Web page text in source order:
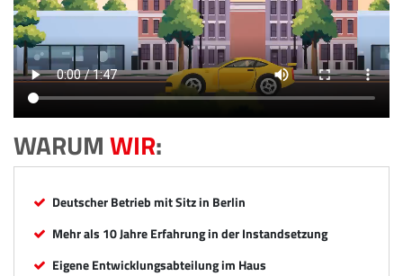
WARUMWIR:
Deutscher Betrieb mit Sitz in Berlin
Mehr als 10 Jahre Erfahrung in der Instandsetzung
Eigene Entwicklungsabteilung im Haus